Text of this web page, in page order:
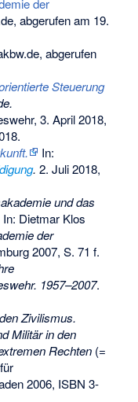
der
abgerufen am 19.
abgerufen
Steuerung
3. April 2018,
.
In:
. 2. Juli 2018,
und das
In: Dietmar Klos
der
2007, S. 71 f.
1957–2007.
Zivilismus.
Militär in den
Rechten (=
2006, ISBN 3-